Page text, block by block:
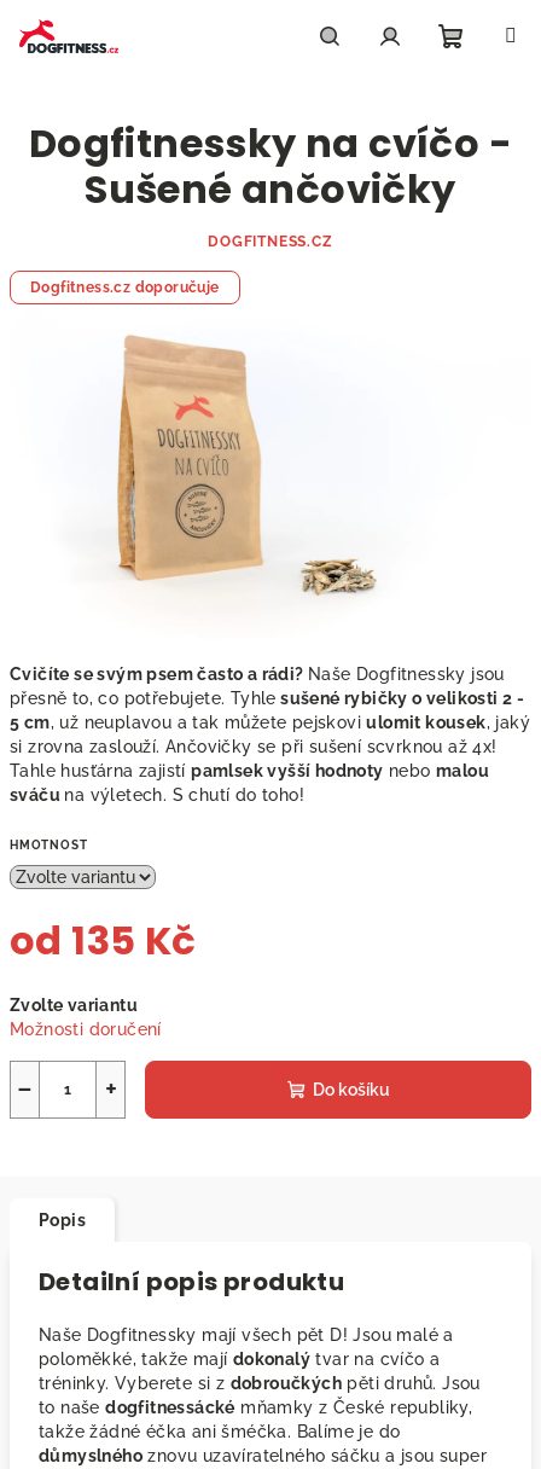
obsah
košík
Cvičíte se svým psem často a rádi? Naše Dogfitnessky jsou
přesně to, co potřebujete. Tyhle sušené rybičky o velikosti 2 -
5 cm, už neuplavou a tak můžete pejskoviulomit kousek, jaký
si zrovna zaslouží. Ančovičky se při sušení scvrknou až 4x!
Tahle husťárna zajistípamlsek vyšší hodnoty nebomalou
sváču na výletech. S chutí do toho!
HMOTNOST
od 135 Kč
cena:
Zvolte variantu
Možnosti doručení
+
− Do košíku
Dogfitnessky na cvíčo -
Sušené ančovičky
DOGFITNESS.CZ
Dogfitness.cz doporučuje
Popis
Detailní popis produktu
Naše Dogfitnessky mají všech pět D! Jsou malé a
poloměkké, takže mají dokonalý tvar na cvíčo a
tréninky. Vyberete si z dobroučkých pěti druhů. Jsou
to našedogfitnessácké mňamky z České republiky,
takže žádné éčka ani šméčka. Balíme je do
důmyslného znovu uzavíratelného sáčku a jsou super